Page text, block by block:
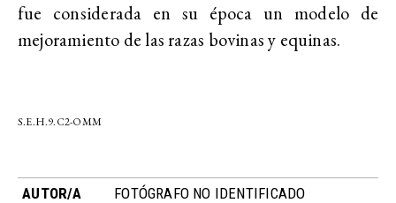
fue considerada en su época un modelo de
mejoramiento de las razas bovinas y equinas.
S.E.H.9.C2-OMM
AUTOR/A FOTÓGRAFO NO IDENTIFICADO